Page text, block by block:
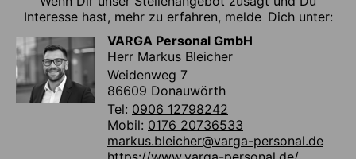
Interesse hast, mehr zu erfahren, melde Dich unter:
VARGA Personal GmbH
Herr Markus Bleicher
Weidenweg 7
86609 Donauwörth
Tel: 0906 12798242
Mobil: 0176 20736533
markus.bleicher@varga-personal.de